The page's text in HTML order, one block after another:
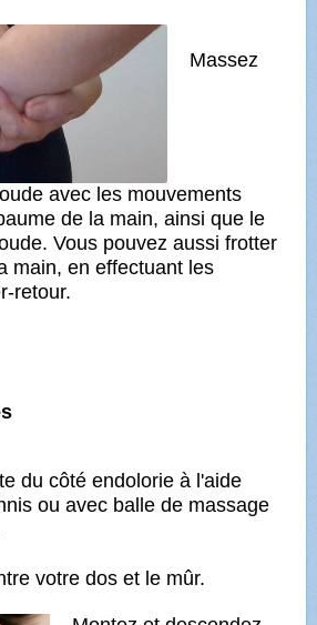
Massez
avec les mouvements
de la main, ainsi que le
Vous pouvez aussi frotter
main, en effectuant les
retour.
du côté endolorie à l'aide
ou avec balle de massage
votre dos et le mûr.